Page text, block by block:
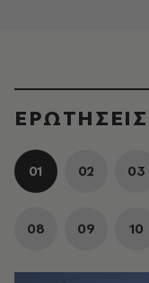
ΕΡΩΤΗΣΕΙΣ
01 02 03
08 09 10